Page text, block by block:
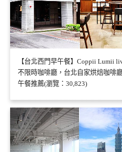
【台北西門早午餐】Coppii Lumii
不限時咖啡廳，台北自家烘焙咖啡
午餐推薦(瀏覽：30,823)